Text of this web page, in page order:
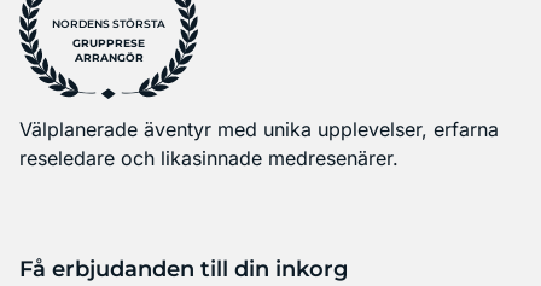
NORDENS STÖRSTA
GRUPPRESE
ARRANGÖR
Välplanerade äventyr med unika upplevelser, erfarna
reseledare och likasinnade medresenärer.
Få erbjudanden till din inkorg